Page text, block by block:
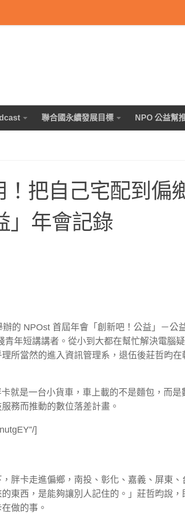
聯合國永續發展目標 NPO 公益幫
把自己宅配到偏
」年會記錄
的 NPOst 首屆年會「創新吧！公益」－公
年短講講者。從小到大都在幫忙解決電腦
所當然的進入資訊管理系，退伍後莊哲昀在
就是一台小貨車，車上載的不是麵包，而是
務而推動的數位落差計畫。
]
胖卡走進偏鄉，南投、彰化、嘉義、屏東、
東西，是能夠讓別人記住的。」莊哲昀說，
做的事。